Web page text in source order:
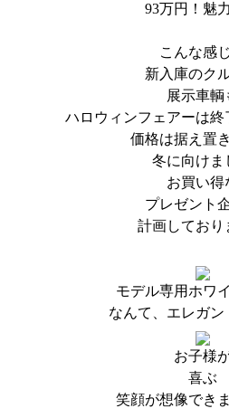
93万円！魅
こんな感
新入庫のク
展示車輌
ハロウィンフェアーは
価格は据え置
冬に向けま
お買い得
プレゼント
計画しており
モデル専用ホワ
なんて、エレガン
お子様
喜ぶ
笑顔が想像でき